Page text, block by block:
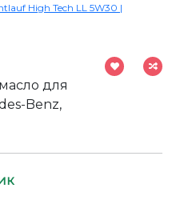
High Tech LL 5W30 |
для
Benz,